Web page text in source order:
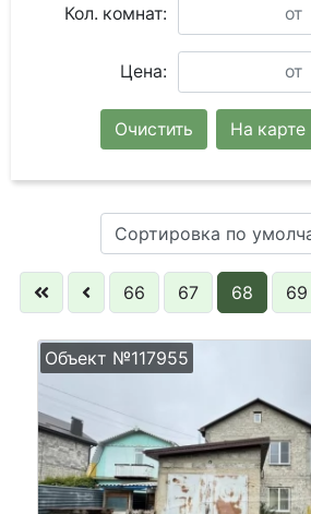
Кол. комнат:
Цена:
На карте
Очистить
Сортировка по
66 67 68 69
Объект №117955